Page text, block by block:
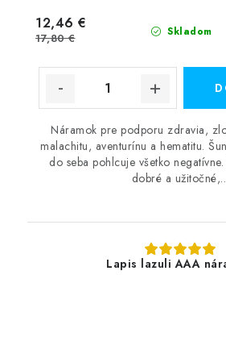
Skladom
12,46 €
17,80 €
Náramok pre podporu zdravia,
malachitu, aventurínu a hematitu.
do seba pohlcuje všetko
dobré a
Lapis lazuli AAA